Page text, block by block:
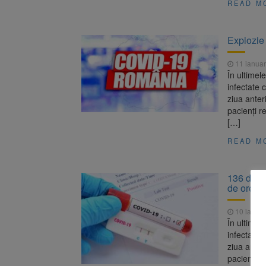
READ
11
În
infectate
ziua
pacienți
[…]
READ
136 de
de ore/
10
În
infectate
ziua
pacienți